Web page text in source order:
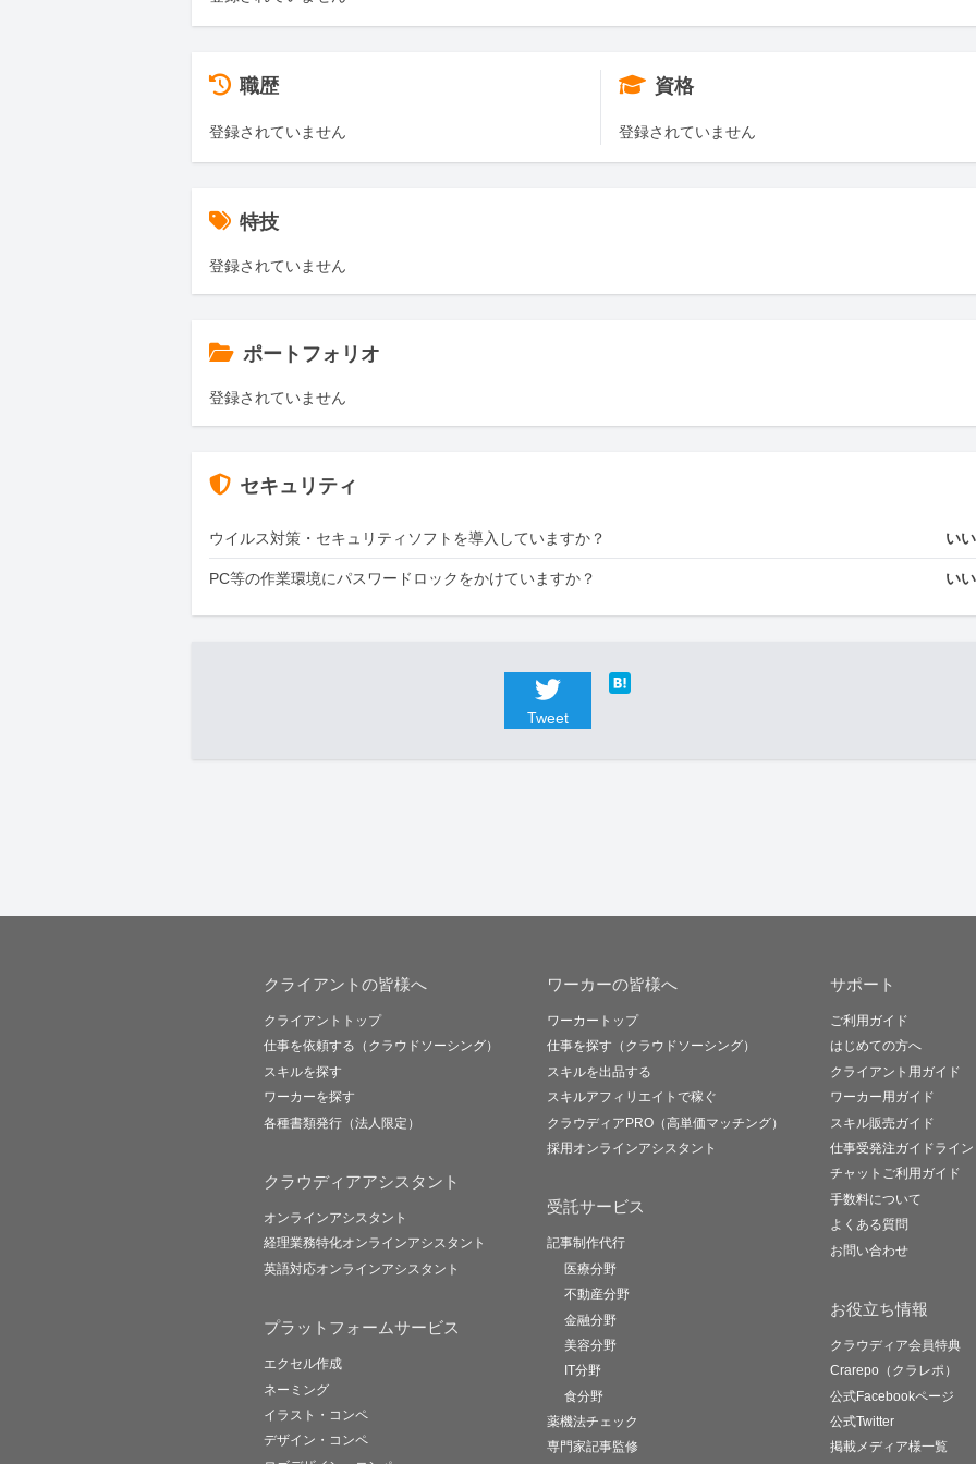
職歴
登録されていません
資格
登録されていません
特技
登録されていません
ポートフォリオ
登録されていません
セキュリティ
ウイルス対策・セキュリティソフトを導入していますか？ い
PC等の作業環境にパスワードロックをかけていますか？ い
Tweet
クライアントの皆様へ
クライアントトップ
仕事を依頼する（クラウドソーシング）
スキルを探す
ワーカーを探す
各種書類発行（法人限定）
クラウディアアシスタント
オンラインアシスタント
経理業務特化オンラインアシスタント
英語対応オンラインアシスタント
プラットフォームサービス
エクセル作成
ネーミング
イラスト・コンペ
デザイン・コンペ
ワーカーの皆様へ
ワーカートップ
仕事を探す（クラウドソーシング）
スキルを出品する
スキルアフィリエイトで稼ぐ
クラウディアPRO（高単価マッチング）
採用オンラインアシスタント
受託サービス
記事制作代行
医療分野
不動産分野
金融分野
美容分野
IT分野
食分野
薬機法チェック
専門家記事監修
サポート
ご利用ガイド
はじめての方へ
クライアント用ガイド
ワーカー用ガイド
スキル販売ガイド
仕事受発注ガイドライン
チャットご利用ガイド
手数料について
よくある質問
お問い合わせ
お役立ち情報
クラウディア会員特典
Crarepo（クラレポ）
公式Facebookページ
公式Twitter
掲載メディア様一覧